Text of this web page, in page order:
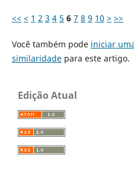
<< < 1 2 3 4 5 6 7 8 9 10 > >>
Você também pode iniciar
similaridadepara este artigo.
Edição Atual